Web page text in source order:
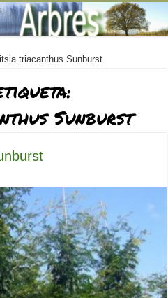
triacanthus Sunburst
Sunburst